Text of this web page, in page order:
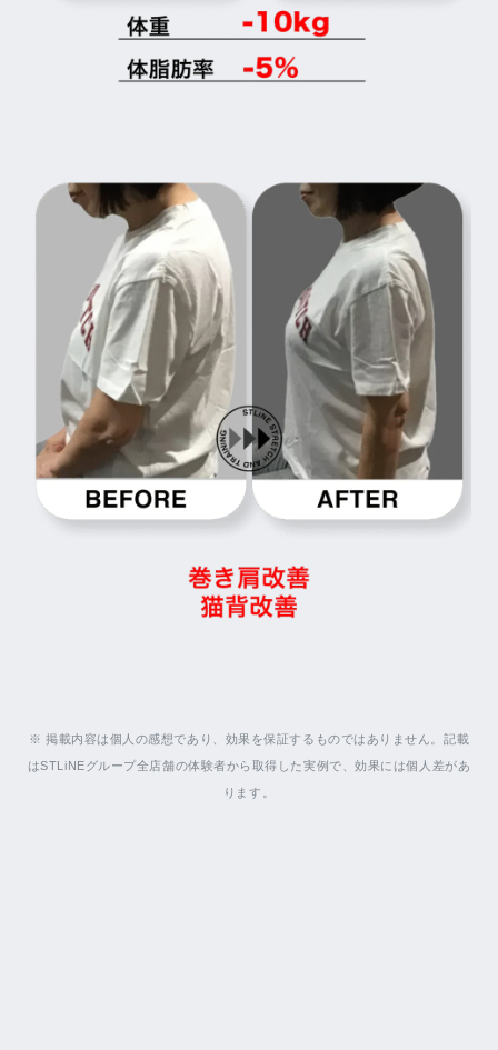
※ 掲載内容は個人の感想であり、効果を保証するものではありません。記載
はSTLiNEグループ全店舗の体験者から取得した実例で、効果には個人差があ
ります。